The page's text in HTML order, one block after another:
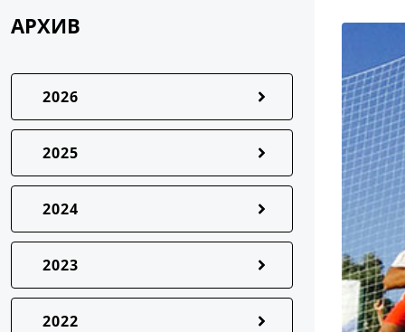
АРХИВ
2026
2025
2024
2023
2022